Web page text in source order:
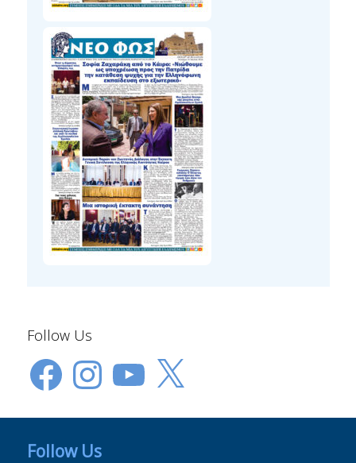
Follow Us
FacebookInstagramYouTube
X
Follow Us